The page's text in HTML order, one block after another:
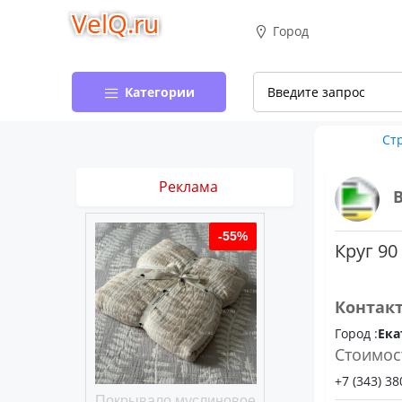
VelQ.ru Город
Категории
Круг
Город :
+7 (343)
Реклама
-55%